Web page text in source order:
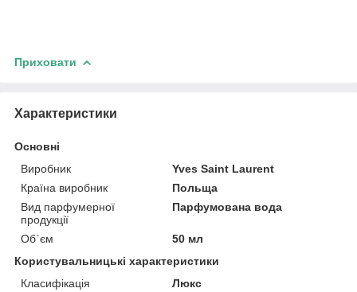
Приховати
Характеристики
Основні
Виробник
Yves Saint Laurent
Країна виробник
Польща
Вид парфумерної
продукції
Парфумована вода
Об`єм
50 мл
Користувальницькі характеристики
Класифікація
Люкс